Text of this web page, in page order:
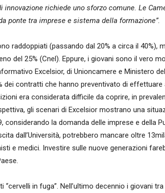
richiede uno sforzo comune. Le
ponte tra imprese e sistema della formazione”.
raddoppiati (passando dal 20% a circa il 40%),
del 25% (Cnel). Eppure, i giovani sono il vero
Excelsior, di Unioncamere e Ministero
dei contratti che hanno preventivato di effettuare
era considerata difficile da coprire, in
gli scenari di Excelsior mostrano una
considerando la domanda delle imprese e della
dall’Università, potrebbero mancare oltre
e medici. Investire sulle nuove generazioni
in fuga”. Nell’ultimo decennio i giovani